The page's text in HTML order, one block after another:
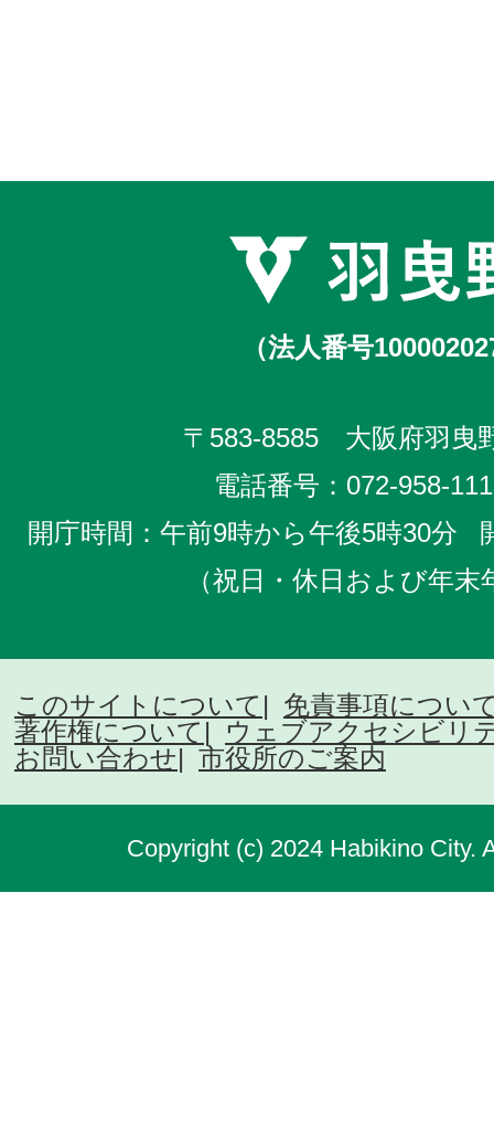
（法人番号
〒583-8585 大阪府羽曳
電話番号： 072-958-
開庁時間：午前9時から午後5時30分
（祝日・休日および年
このサイトについて
免責事項につい
著作権について
ウェブアクセシビリ
お問い合わせ
市役所のご案内
Copyright (c) 2024 Habikino City.